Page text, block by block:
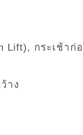
Lift), กระเช้าก่
าง